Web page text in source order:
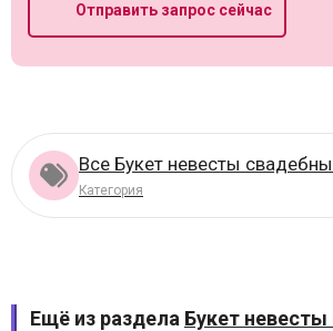
Отправить запрос сейчас
Все Букет невесты
Категория
Ещё из раздела Букет